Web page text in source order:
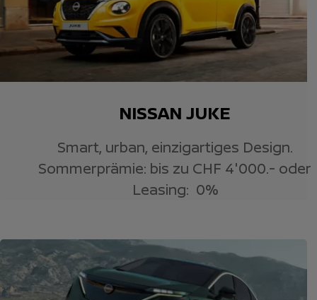
NISSAN JUKE
Smart, urban, einzigartiges Design.
Sommerprämie: bis zu CHF 4'000.- oder
Leasing: 0%